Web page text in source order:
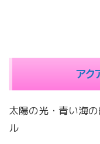
アク
太陽の光・青い海
ル